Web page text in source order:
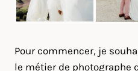
Pour commencer, je
le métier de photographe